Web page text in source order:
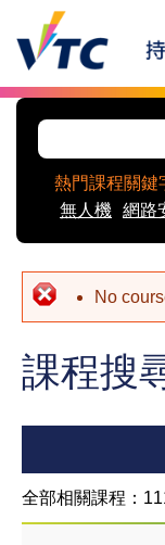
Skip to main content
熱門課程關鍵
無人機 網路
No
課程搜
全部相關課程：